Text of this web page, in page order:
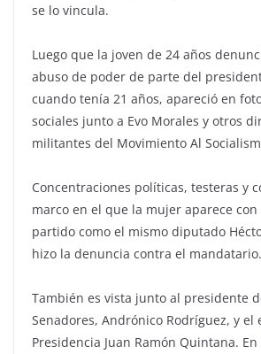
se lo vincula.
Luego que la joven de 24 años
abuso de poder de parte del
cuando tenía 21 años, apareció en
sociales junto a Evo Morales y otros
militantes del Movimiento Al
Concentraciones políticas, testeras y
marco en el que la mujer aparece con
partido como el mismo diputado
hizo la denuncia contra el mandatario.
También es vista junto al presidente
Senadores, Andrónico Rodríguez, y el
Presidencia Juan Ramón Quintana.